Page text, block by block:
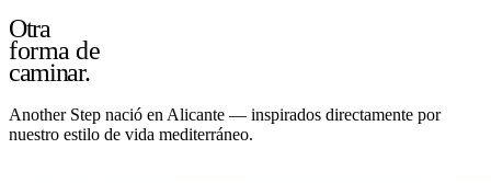
Otra
forma de
caminar.
Another Step nació en Alicante — inspirados directamente por
nuestro estilo de vida mediterráneo.